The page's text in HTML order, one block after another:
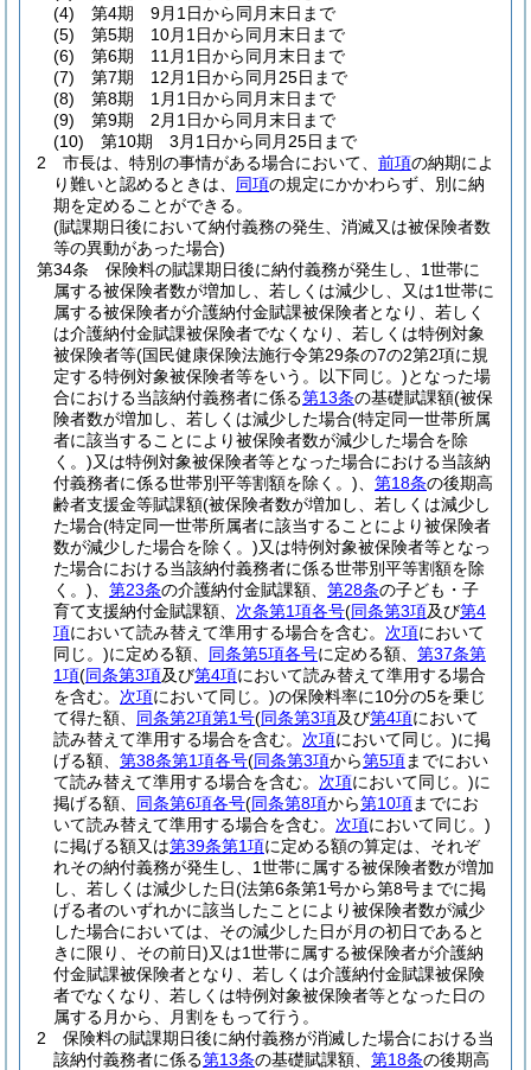
(4)
第4期 9月1日から同月末日まで
(5)
第5期 10月1日から同月末日まで
(6)
第6期 11月1日から同月末日まで
(7)
第7期 12月1日から同月25日まで
(8)
第8期 1月1日から同月末日まで
(9)
第9期 2月1日から同月末日まで
(10)
第10期 3月1日から同月25日まで
2
市長は、特別の事情がある場合において、 前項の納期によ
り難いと認めるときは、 同項の規定にかかわらず、別に納
期を定めることができる。
(賦課期日後において納付義務の発生、消滅又は被保険者数
等の異動があった場合)
第34条
保険料の賦課期日後に納付義務が発生し、1世帯に
属する被保険者数が増加し、若しくは減少し、又は1世帯に
属する被保険者が介護納付金賦課被保険者となり、若しく
は介護納付金賦課被保険者でなくなり、若しくは特例対象
被保険者等(国民健康保険法施行令第29条の7の2第2項に規
定する特例対象被保険者等をいう。以下同じ。)となった場
合における当該納付義務者に係る第13条の基礎賦課額(被保
険者数が増加し、若しくは減少した場合(特定同一世帯所属
者に該当することにより被保険者数が減少した場合を除
く。)又は特例対象被保険者等となった場合における当該納
付義務者に係る世帯別平等割額を除く。)
第18条の後期高
齢者支援金等賦課額(被保険者数が増加し、若しくは減少し
た場合(特定同一世帯所属者に該当することにより被保険者
数が減少した場合を除く。)又は特例対象被保険者等となっ
た場合における当該納付義務者に係る世帯別平等割額を除
く。)
第23条の介護納付金賦課額、 第28条の子ども・子
育て支援納付金賦課額、 次条第1項各号(同条第3項及び第4
項において読み替えて準用する場合を含む。 次項において
同じ。)に定める額、 同条第5項各号に定める額、 第37条第
1項(同条第3項及び第4項において読み替えて準用する場合
を含む。 次項において同じ。)の保険料率に10分の5を乗じ
て得た額、 同条第2項第1号(同条第3項及び第4項において
読み替えて準用する場合を含む。 次項において同じ。)に掲
げる額、 第38条第1項各号(同条第3項から第5項までにおい
て読み替えて準用する場合を含む。 次項において同じ。)に
掲げる額、 同条第6項各号(同条第8項から第10項までにお
いて読み替えて準用する場合を含む。 次項において同じ。)
に掲げる額又は第39条第1項に定める額の算定は、それぞ
れその納付義務が発生し、1世帯に属する被保険者数が増加
し、若しくは減少した日(法第6条第1号から第8号までに掲
げる者のいずれかに該当したことにより被保険者数が減少
した場合においては、その減少した日が月の初日であると
きに限り、その前日)又は1世帯に属する被保険者が介護納
付金賦課被保険者となり、若しくは介護納付金賦課被保険
者でなくなり、若しくは特例対象被保険者等となった日の
属する月から、月割をもって行う。
2
保険料の賦課期日後に納付義務が消滅した場合における当
該納付義務者に係る第13条の基礎賦課額、 第18条の後期高